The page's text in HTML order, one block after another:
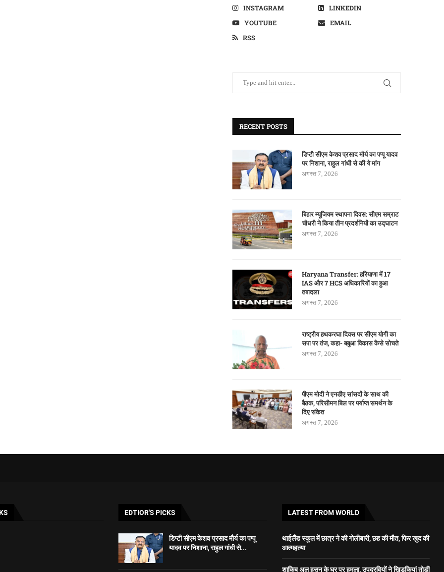
INSTAGRAM
LINKEDIN
YOUTUBE
EMAIL
RSS
RECENT POSTS
डिप्टी सीएम केशव प्रसाद मौर्य का पप्पू यादव
पर निशाना, राहुल गांधी से की ये मांग
अगस्त 7, 2026
बिहार म्यूजियम स्थापना दिवस: सीएम सम्राट
चौधरी ने किया तीन प्रदर्शनियों का उद्घाटन
अगस्त 7, 2026
Haryana Transfer: हरियाणा में 17
IAS और 7 HCS अधिकारियों का हुआ
तबादला
अगस्त 7, 2026
राष्ट्रीय हथकरघा दिवस पर सीएम योगी का
सपा पर तंज, कहा- बबुआ विकास कैसे सोचते
अगस्त 7, 2026
पीएम मोदी ने एनडीए सांसदों के साथ की
बैठक, परिसीमन बिल पर पर्याप्त समर्थन के
दिए संकेत
अगस्त 7, 2026
EDTIOR'S PICKS
डिप्टी सीएम केशव प्रसाद मौर्य का पप्पू
यादव पर निशाना, राहुल गांधी से...
LATEST FROM WORLD
थाईलैंड स्कूल में छात्र ने की गोलीबारी, छह की मौत, फिर खुद की
आत्महत्या
शाकिब अल हसन के घर पर हमला, उपद्रवियों ने खिड़कियां तोड़ीं